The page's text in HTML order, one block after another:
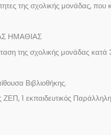
της σχολικής μονάδας,
ΗΜΑΘΙΑΣ
της σχολικής μονάδας κατά
Βιβλιοθήκης.
1 εκπαιδευτικός